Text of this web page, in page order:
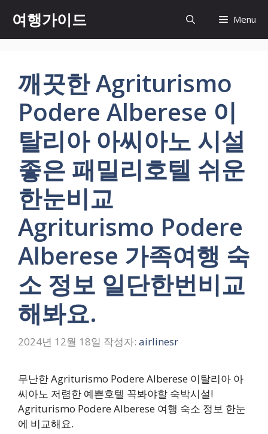
츠
여행가이드 Menu
깨끗한 Agriturismo
Podere Alberese 이
탈리아 아씨아노 시설
좋은 패밀리호텔 쉬운
한눈비교
Agriturismo Podere
Alberese 가족여행 숙
소 정보 일단한번비교
해봐요.
2024년 12월 18일 작성자: airlinesr
무난한 Agriturismo Podere Alberese 이탈리아 아
씨아노 저렴한 예쁜호텔 꼭봐야할 숙박시설!
Agriturismo Podere Alberese 여행 숙소 정보 한눈
에 비교해요.